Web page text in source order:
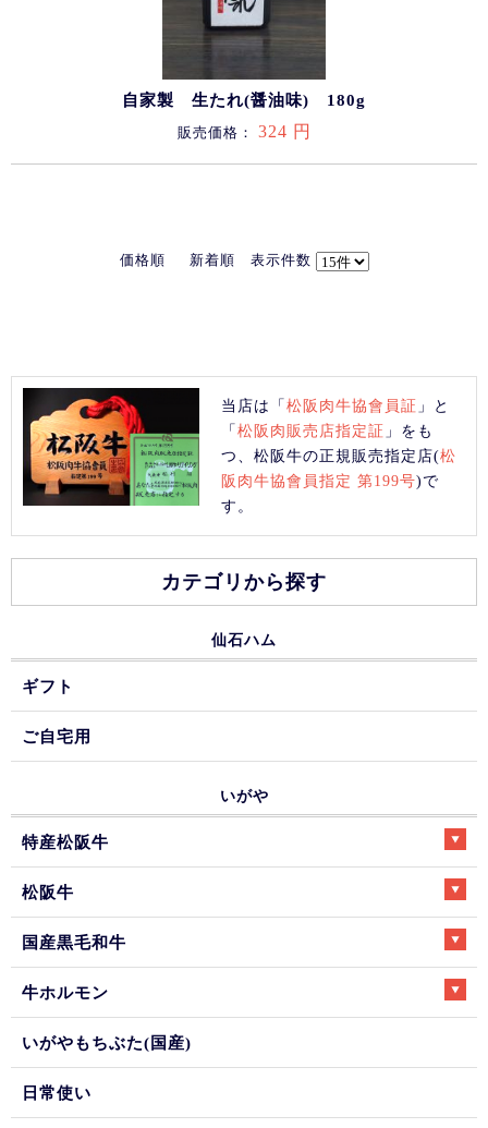
自家製 生たれ(醤油味) 180g
販売価格： 324 円
価格順 新着順 表示件数
当店は「松阪肉牛協會員証 」と
「松阪肉販売店指定証 」をも
つ、松阪牛の正規販売指定店(松
阪肉牛協會員指定 第199号)で
す。
カテゴリから探す
仙石ハム
ギフト
ご自宅用
いがや
特産松阪牛
松阪牛
国産黒毛和牛
牛ホルモン
いがやもちぶた(国産)
日常使い